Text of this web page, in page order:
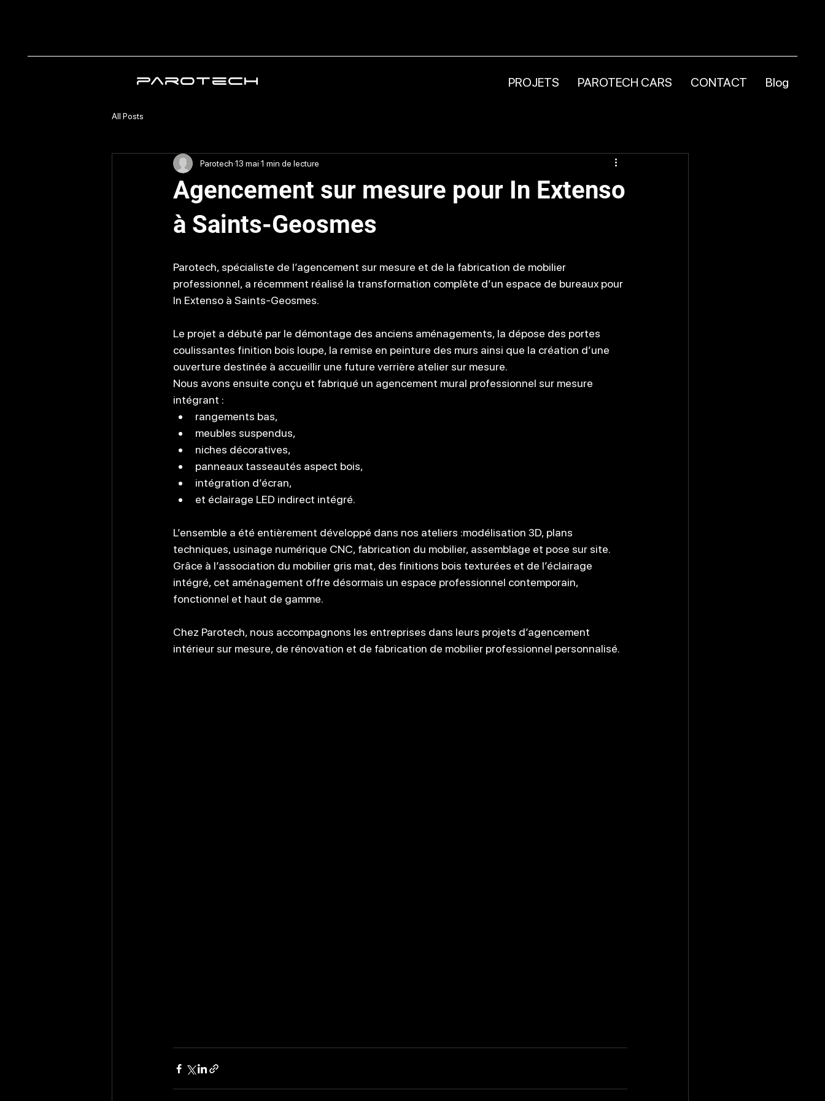
parotech PROJETS PAROTECH CARS CONTACT Blog
All Posts
Agencement sur mesure pour In Extenso
à Saints-Geosmes
Parotech 13 mai 1 min de lecture
Parotech, spécialiste de l’agencement sur mesure et de la fabrication de mobilier
professionnel, a récemment réalisé la transformation complète d’un espace de bureaux pour
In Extenso à Saints-Geosmes.
Le projet a débuté par le démontage des anciens aménagements, la dépose des portes
coulissantes finition bois loupe, la remise en peinture des murs ainsi que la création d’une
ouverture destinée à accueillir une future verrière atelier sur mesure.
Nous avons ensuite conçu et fabriqué un agencement mural professionnel sur mesure
intégrant :
rangements bas,
meubles suspendus,
niches décoratives,
panneaux tasseautés aspect bois,
intégration d’écran,
et éclairage LED indirect intégré.
L’ensemble a été entièrement développé dans nos ateliers :modélisation 3D, plans
techniques, usinage numérique CNC, fabrication du mobilier, assemblage et pose sur site.
Grâce à l’association du mobilier gris mat, des finitions bois texturées et de l’éclairage
intégré, cet aménagement offre désormais un espace professionnel contemporain,
fonctionnel et haut de gamme.
Chez Parotech, nous accompagnons les entreprises dans leurs projets d’agencement
intérieur sur mesure, de rénovation et de fabrication de mobilier professionnel personnalisé.